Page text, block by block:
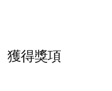
獲得獎項